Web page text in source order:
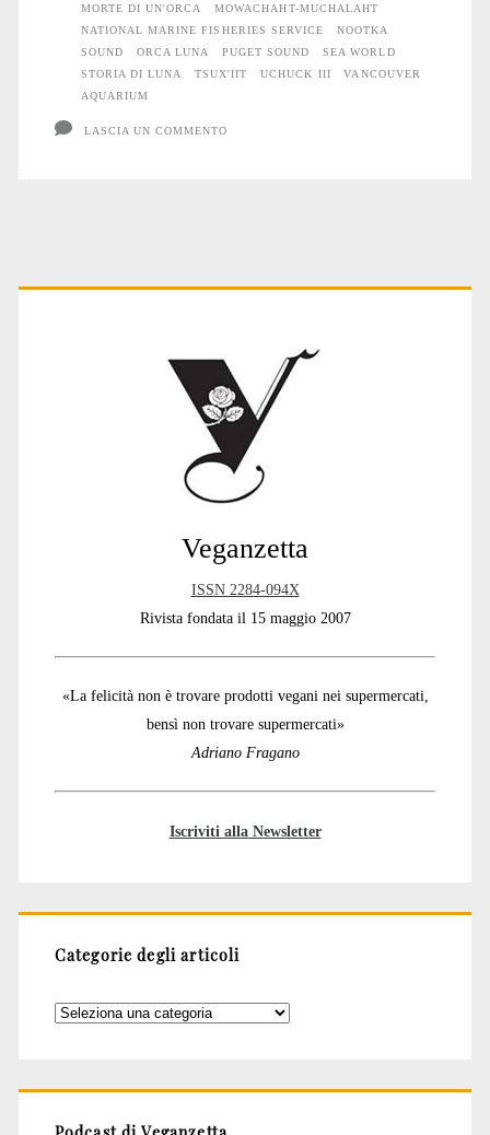
MORTE DI UN'ORCA
MOWACHAHT-MUCHALAHT
NATIONAL MARINE FISHERIES SERVICE
NOOTKA
SOUND
ORCA LUNA PUGET SOUND
SEA WORLD
STORIA DI LUNA
TSUX'IIT UCHUCK III
VANCOUVER
AQUARIUM
LASCIA UN COMMENTO
Primary
Veganzetta
ISSN 2284-094X
Rivista fondata il 15 maggio 2007
«La felicità non è trovare prodotti vegani nei supermercati,
bensì non trovare supermercati»
Adriano Fragano
Iscriviti alla Newsletter
Categorie degli articoli
Categorie